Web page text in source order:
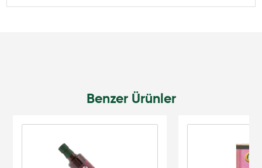
Benzer Ürünler